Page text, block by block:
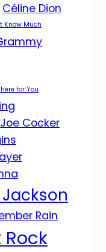
Céline Dion
Know Much
for You
Joe Cocker
Rain
Rock